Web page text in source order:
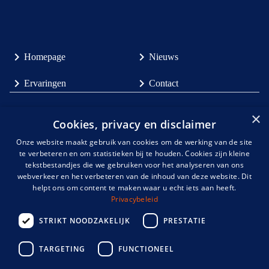
Homepage
Ervaringen
Nieuws
Contact
Ongehoord Sportief is een samenwerkingsverband tussen partijen
Gehandicaptensport Nederland
KNDSB enNOC*NSF) en partijen met expertise over doof- en
slechthorendheid, zoalsKentalis. Gezamenlijk gaan wij de
uitdaging aan om de sportparticipatie onder mensen met een
auditieve handicap te verhogen en de belemmeringen uit de weg
info@ongehoordsportief.nl
×
Cookies, privacy en disclaimer
Onze website maakt gebruik van cookies om de werking van de site
te verbeteren en om statistieken bij te houden. Cookies zijn kleine
tekstbestandjes die we gebruiken voor het analyseren van ons
webverkeer en het verbeteren van de inhoud van deze website. Dit
helpt ons om content te maken waar u echt iets aan heeft.
Privacybeleid
STRIKT NOODZAKELIJK PRESTATIE
TARGETING FUNCTIONEEL